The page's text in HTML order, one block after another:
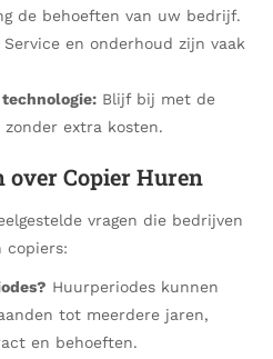
de behoeften van uw bedrijf.
Service en onderhoud zijn vaak
Blijf bij met de
extra kosten.
over Copier Huren
vragen die bedrijven
copiers:
Huurperiodes kunnen
tot meerdere jaren,
en behoeften.